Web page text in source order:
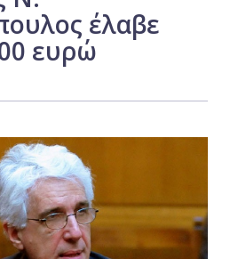
έλαβε
ευρώ
Εργασία
Ελλάδα
Αγροτικά
Οικονομία
Πολιτική
Αθλητικά